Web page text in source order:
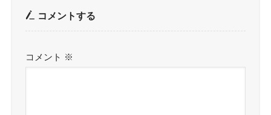
コメントする
コメント ※